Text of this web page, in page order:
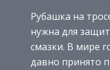
Рубашка на
нужна для
смазки. В мире
давно принято